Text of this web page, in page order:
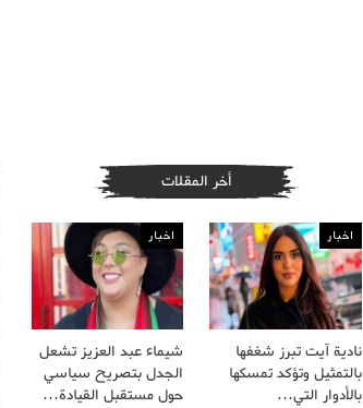
أخر المقلات
اخبار
نادية آيت تبرز شغفها
بالتمثيل وتؤكد تمسكها
بالأدوار التي…
اخبار
شيماء عبد العزيز تشعل
الجدل بتصريح سياسي
حول مستقبل القيادة…